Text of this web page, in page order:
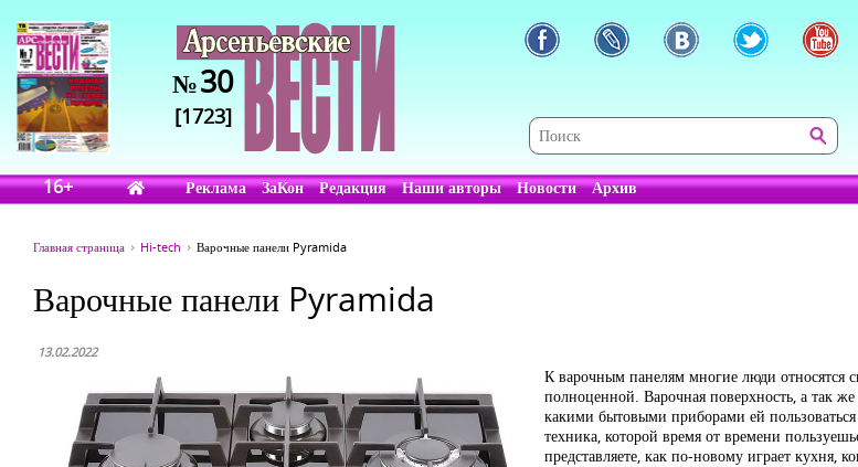
№30
[1723]
16+ Реклама ЗаКон Редакция Наши авторы Новости Архив
Главная страница Hi-tech Варочные панели Pyramida
Варочные панели Pyramida
13.02.2022
К варочным панелям многие люди относятся
полноценной. Варочная поверхность, а так
какими бытовыми приборами ей
техника, которой время от времени
представляете, как по-новому играет кухня,